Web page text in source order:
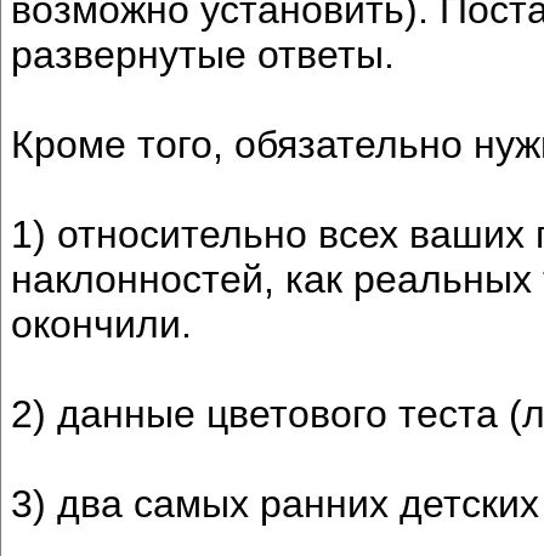
возможно установить).
развернутые ответы.
Кроме того, обязательно
1) относительно всех
наклонностей, как
окончили.
2) данные цветового теста
3) два самых ранних